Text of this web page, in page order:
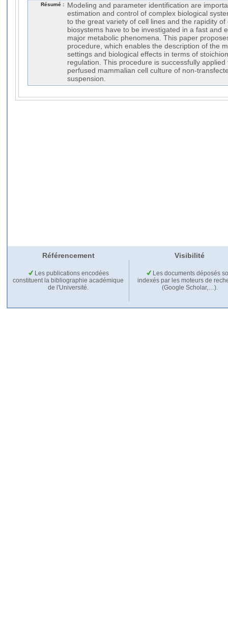
Résumé :
Modeling and parameter identification are
estimation and control of complex biological
to the great variety of cell lines and the rapidity
biosystems have to be investigated in a fast and
major metabolic phenomena. This paper
procedure, which enables the description of the
settings and biological effects in terms of
regulation. This procedure is successfully
perfused mammalian cell culture of non-
suspension.
Référencement Visibilité
Les publications encodées
constituent la bibliographie académique
de l'Université.
Les documents déposés
indexés par les moteurs de
(Google Scholar,…).